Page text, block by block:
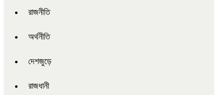
রাজনীতি
অর্থনীতি
দেশজুড়ে
রাজধানী